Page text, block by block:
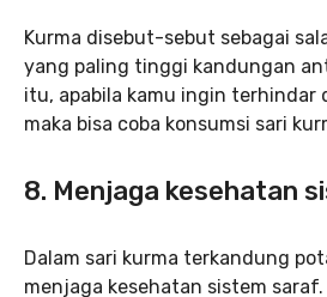
Kurma disebut-sebut sebagai
yang paling tinggi kandungan
itu, apabila kamu ingin terhindar
maka bisa coba konsumsi sari
8. Menjaga kesehatan
Dalam sari kurma terkandung
menjaga kesehatan sistem